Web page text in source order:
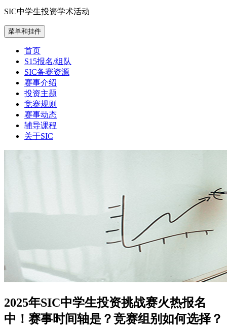
SIC中学生投资学术活动
菜单和挂件
首页
S15报名/组队
SIC备赛资源
赛事介绍
投资主题
竞赛规则
赛事动态
辅导课程
关于SIC
2025年SIC中学生投资挑战赛火热报名
中！赛事时间轴是？竞赛组别如何选择？